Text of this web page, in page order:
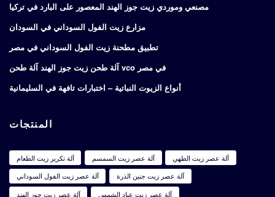
مصنعي وموردي زيت جوز الهند المعصور على البارد في تركيا
مزارع زيت الفول السوداني في السودان
تطبيق مطحنة زيت الفول السوداني في مصر
آلة طحن زيت جوز الهند آلة طحن vco في مصر
أنواع الزيوت النباتية – اختبارات تافهة في السليمانية
المنتجات
آلة تكرير زيت الطعام آلة عصر زيت السمسم
آلة عصر زيت الطهي
آلة عصر زيت الفول السوداني
آلة عصر زيت جنين الذرة
آلة عصر زيت جوز الهند
آلة عصر زيت عباد الشمس